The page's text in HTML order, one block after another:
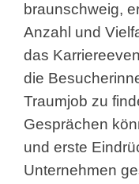
braunschweig,
Anzahl und
das
die
Traumjob zu
Gesprächen
und erste
Unternehmen